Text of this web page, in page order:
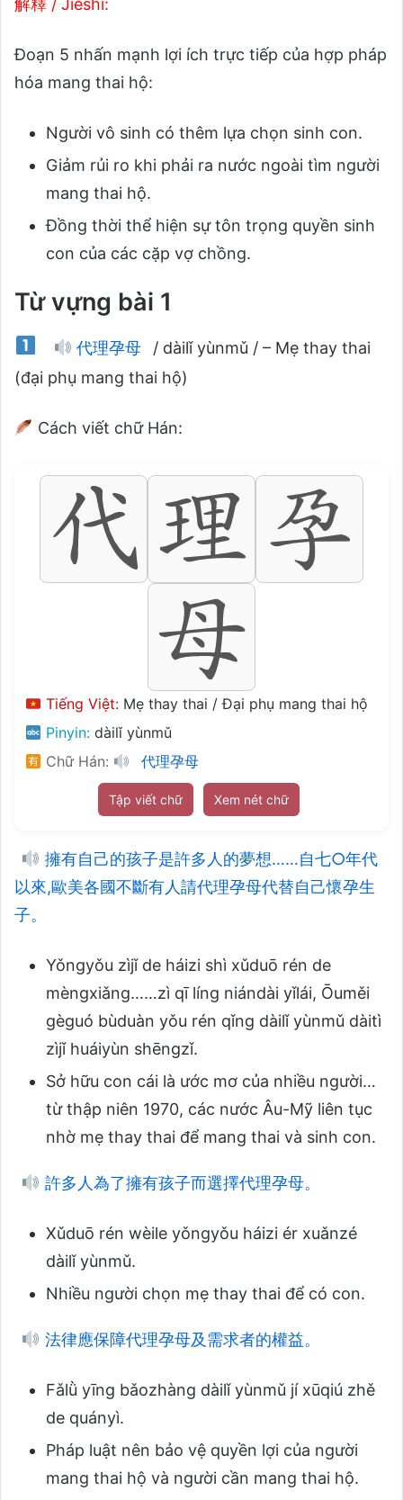
Đoạn 5 nhấn mạnh lợi ích trực tiếp của hợp pháp
hóa mang thai hộ:
Người vô sinh có thêm lựa chọn sinh con.
Giảm rủi ro khi phải ra nước ngoài tìm người
mang thai hộ.
Đồng thời thể hiện sự tôn trọng quyền sinh
con của các cặp vợ chồng.
Từ vựng bài 1
代理孕母
/ dàilǐ yùnmǔ / – Mẹ thay thai
(đại phụ mang thai hộ)
Cách viết chữ Hán:
Tiếng Việt: Mẹ thay thai / Đại phụ mang thai hộ
Pinyin: dàilǐ yùnmǔ
Chữ Hán:
代理孕母
Tập viết chữ Xem nét chữ
擁有自己的孩子是許多人的夢想……自七○年代
以來,歐美各國不斷有人請代理孕母代替自己懷孕生
子。
Yǒngyǒu zìjǐ de háizi shì xǔduō rén de
mèngxiǎng……zì qī líng niándài yǐlái, Ōuměi
gèguó bùduàn yǒu rén qǐng dàilǐ yùnmǔ dàitì
zìjǐ huáiyùn shēngzǐ.
Sở hữu con cái là ước mơ của nhiều người…
từ thập niên 1970, các nước Âu-Mỹ liên tục
nhờ mẹ thay thai để mang thai và sinh con.
許多人為了擁有孩子而選擇代理孕母。
Xǔduō rén wèile yǒngyǒu háizi ér xuǎnzé
dàilǐ yùnmǔ.
Nhiều người chọn mẹ thay thai để có con.
法律應保障代理孕母及需求者的權益。
Fǎlǜ yīng bǎozhàng dàilǐ yùnmǔ jí xūqiú zhě
de quányì.
Pháp luật nên bảo vệ quyền lợi của người
mang thai hộ và người cần mang thai hộ.